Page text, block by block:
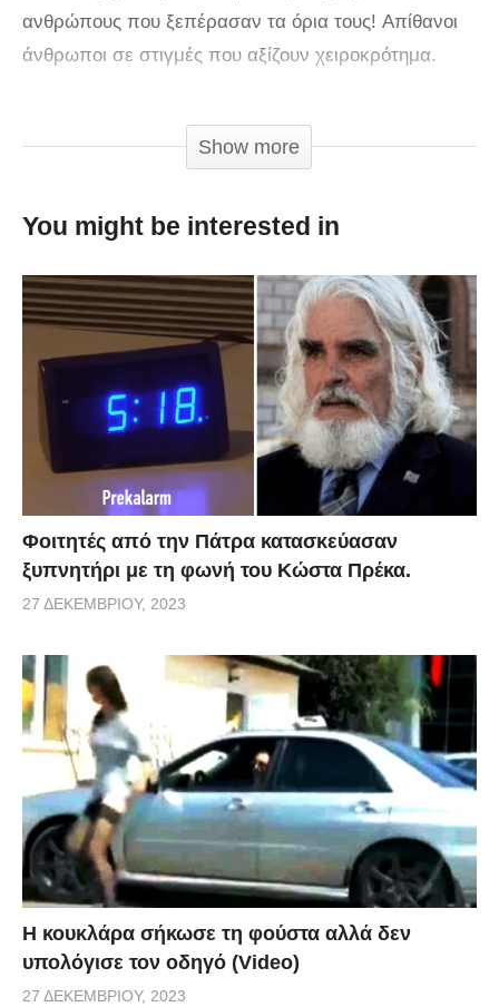
ανθρώπους που ξεπέρασαν τα όρια τους! Απίθανοι
άνθρωποι σε στιγμές που αξίζουν χειροκρότημα.
Show more
You might be interested in
Φοιτητές από την Πάτρα κατασκεύασαν
ξυπνητήρι με τη φωνή του Κώστα Πρέκα.
27 ΔΕΚΕΜΒΡΊΟΥ, 2023
Η κουκλάρα σήκωσε τη φούστα αλλά δεν
υπολόγισε τον οδηγό (Video)
27 ΔΕΚΕΜΒΡΊΟΥ, 2023